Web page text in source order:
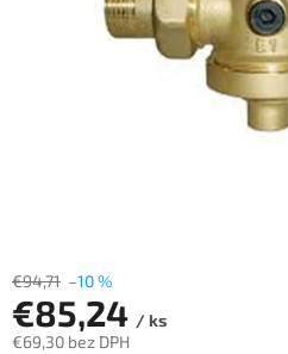
€94,71 –10 %
€85,24 / ks
€69,30 bez DPH